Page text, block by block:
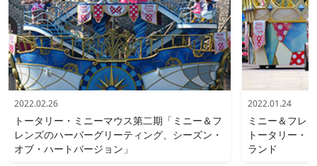
2022.02.26
トータリー・ミニーマウス第二期「ミニー＆フ
レンズのハーバーグリーティング、シーズン・
オブ・ハートバージョン」
2022.01.24
ミニー＆フレ
トータリー・
ランド